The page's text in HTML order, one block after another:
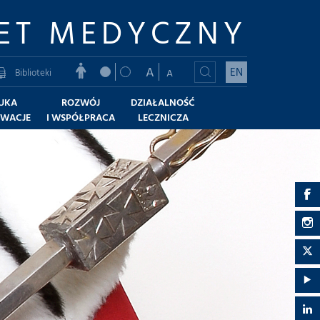
MEDYCZNY
Biblioteki A A EN
ROZWÓJ
I WSPÓŁPRACA
DZIAŁALNOŚĆ
LECZNICZA
-
-